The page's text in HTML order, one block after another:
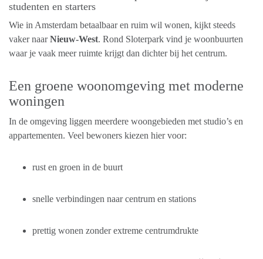
studenten en starters
Wie in Amsterdam betaalbaar en ruim wil wonen, kijkt steeds
vaker naarNieuw-West. Rond Sloterpark vind je woonbuurten
waar je vaak meer ruimte krijgt dan dichter bij het centrum.
Een groene woonomgeving met moderne
woningen
In de omgeving liggen meerdere woongebieden met studio’s en
appartementen. Veel bewoners kiezen hier voor:
rust en groen in de buurt
snelle verbindingen naar centrum en stations
prettig wonen zonder extreme centrumdrukte